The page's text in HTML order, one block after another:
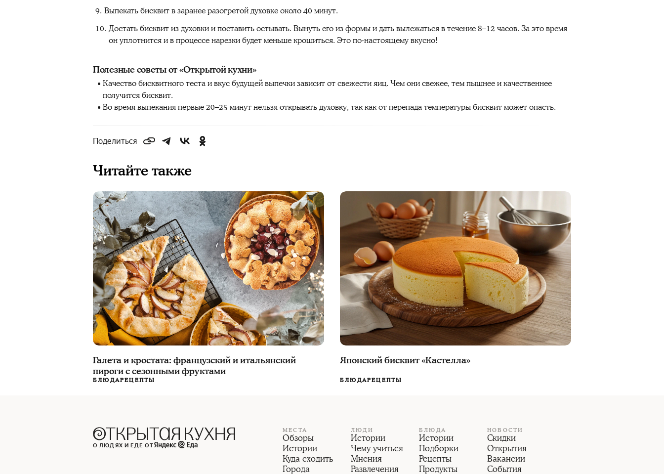
Выпекать бисквит в заранее разогретой духовке около 40 минут.
Достать бисквит из духовки и поставить остывать. Вынуть его из формы и дать вылежаться в течение 8–12 часов. За это время
он уплотнится и в процессе нарезки будет меньше крошиться. Это по-настоящему вкусно!
Полезные советы от «Открытой кухни»
Качество бисквитного теста и вкус будущей выпечки зависит от свежести яиц. Чем они свежее, тем пышнее и качественнее
получится бисквит.
Во время выпекания первые 20–25 минут нельзя открывать духовку, так как от перепада температуры бисквит может опасть.
Поделиться
Читайте также
Галета и кростата: французский и итальянский
пироги с сезонными фруктами
БЛЮДАРЕЦЕПТЫ
Японский бисквит «Кастелла»
БЛЮДАРЕЦЕПТЫ
О ЛЮДЯХ И ЕДЕ ОТ
МЕСТА
Обзоры
Истории
Куда сходить
Города
ЛЮДИ
Истории
Чему учиться
Мнения
Развлечения
БЛЮДА
Истории
Подборки
Рецепты
Продукты
НОВОСТИ
Скидки
Открытия
Вакансии
События